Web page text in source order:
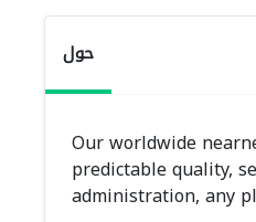
حول
Our worldwide
predictable quality,
administration, any